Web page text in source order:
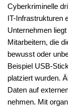
Cyberkriminelle
IT-Infrastrukturen
Unternehmen
Mitarbeitern, die
bewusst oder
Beispiel USB-
platziert wurden.
Daten auf
nehmen. Mit